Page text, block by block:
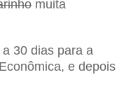
muita
30 dias para a
e depois